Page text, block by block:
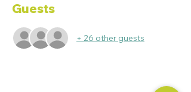
Guests
+ 26 other guests